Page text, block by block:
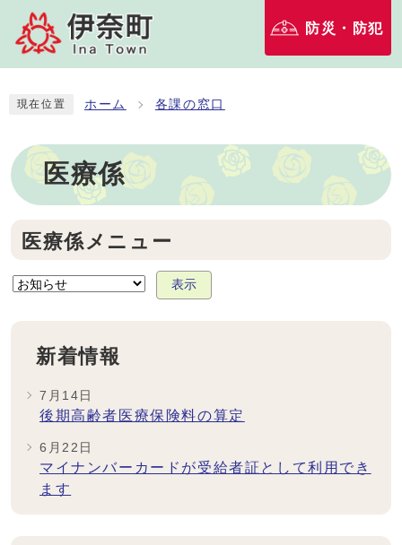
防災・防犯
現在位置 ホーム 各課の窓口
医療係
医療係メニュー
表示
新着情報
7月14日
後期高齢者医療保険料の算定
6月22日
マイナンバーカードが受給者証として利用でき
ます